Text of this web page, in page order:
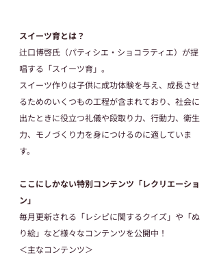
スイーツ育とは？
辻口博啓氏（パティシエ・ショコラティエ）が提
唱する「スイーツ育」。
スイーツ作りは子供に成功体験を与え、成長させ
るためのいくつもの工程が含まれており、社会に
出たときに役立つ礼儀や段取り力、行動力、衛生
力、モノづくり力を身につけるのに適していま
す。
ここにしかない特別コンテンツ「レクリエーショ
ン」
毎月更新される「レシピに関するクイズ」や「ぬ
り絵」など様々なコンテンツを公開中！
＜主なコンテンツ＞